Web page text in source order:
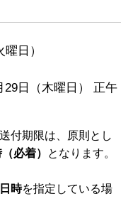
日）
29日（木曜日） 正午
付期限は、原則とし
必着）
となります。
時を指定している場